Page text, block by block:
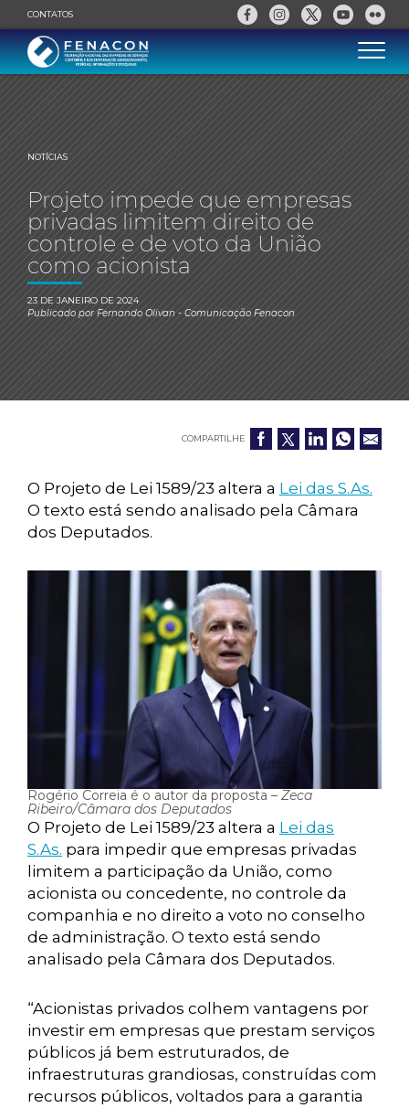
CONTATOS
NOTÍCIAS
Projeto impede que empresas
privadas limitem direito de
controle e de voto da União
como acionista
23 DE JANEIRO DE 2024
Publicado porFernando Olivan- Comunicação Fenacon
COMPARTILHE
O Projeto de Lei 1589/23 altera a Lei das S.As.
O texto está sendo analisado pela Câmara
dos Deputados.
Rogério Correia é o autor da proposta – Zeca
Ribeiro/Câmara dos Deputados
O Projeto de Lei 1589/23 altera a Lei das
S.As. para impedir que empresas privadas
limitem a participação da União, como
acionista ou concedente, no controle da
companhia e no direito a voto no conselho
de administração. O texto está sendo
analisado pela Câmara dos Deputados.
“Acionistas privados colhem vantagens por
investir em empresas que prestam serviços
públicos já bem estruturados, de
infraestruturas grandiosas, construídas com
recursos públicos, voltados para a garantia